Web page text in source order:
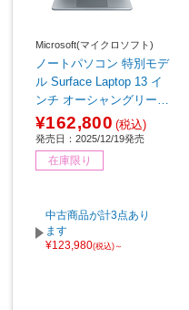
Microsoft(マイクロソフト)
ノートパソコン 特別モデ
ル Surface Laptop 13 イ
ンチ オーシャングリーン
EP2-30766 【sof001】
¥162,800 (税込)
発売日：2025/12/19発売
在庫限り
中古商品が計3点あり
ます
¥123,980(税込)～